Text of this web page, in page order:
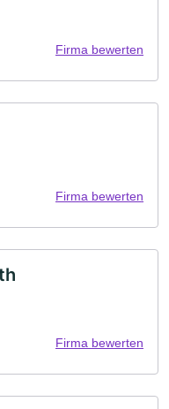
Firma bewerten
Firma bewerten
Firma bewerten